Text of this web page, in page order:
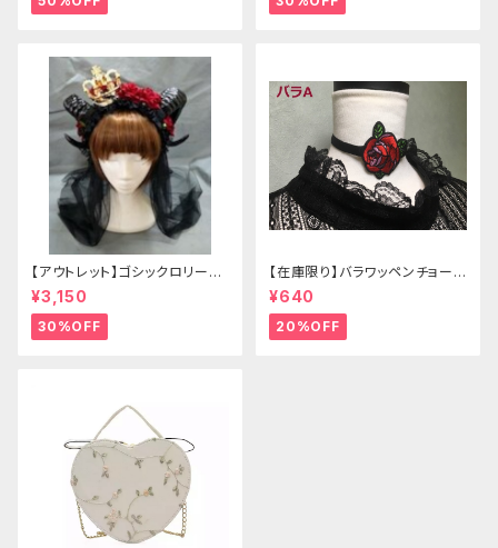
【アウトレット】ゴシックロリータ
ゴールドクラウン＆ホーン(ヴェ
ール付き)
¥3,150
30%OFF
【在庫限り】バラワッペンチョーカ
ー
¥640
20%OFF